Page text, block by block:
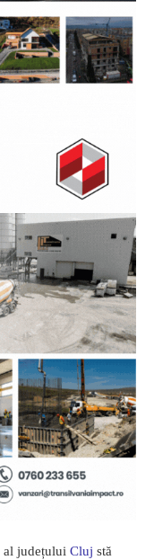
al județului Cluj stă